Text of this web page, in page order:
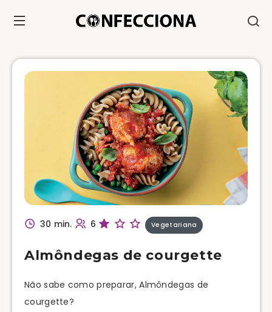
30 min. 6 Vegetariana
Almôndegas de courgette
Não sabe como preparar, Almôndegas de
courgette?